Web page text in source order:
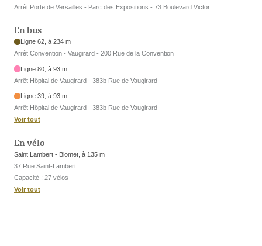
Arrêt Porte de Versailles - Parc des Expositions - 73 Boulevard Victor
En bus
Ligne 62, à 234 m
Arrêt Convention - Vaugirard - 200 Rue de la Convention
Ligne 80, à 93 m
Arrêt Hôpital de Vaugirard - 383b Rue de Vaugirard
Ligne 39, à 93 m
Arrêt Hôpital de Vaugirard - 383b Rue de Vaugirard
Voir tout
En vélo
Saint Lambert - Blomet, à 135 m
37 Rue Saint-Lambert
Capacité : 27 vélos
Voir tout